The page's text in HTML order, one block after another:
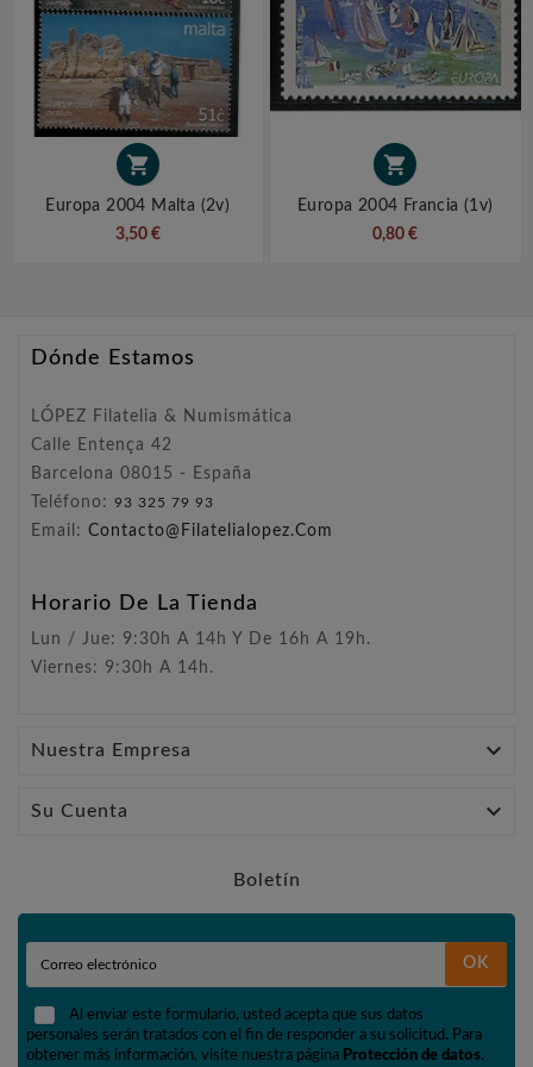

Europa 2004 Malta (2v)
3,50 €

Europa 2004 Francia (1v)
0,80 €
Dónde Estamos
LÓPEZ Filatelia & Numismática
Calle Entença 42
Barcelona 08015 - España
Teléfono: 93 325 79 93
Email: Contacto@filatelialopez.com
Horario De La Tienda
Lun / Jue: 9:30h A 14h Y De 16h A 19h.
Viernes: 9:30h A 14h.
Nuestra Empresa 
Su Cuenta 
Boletín
OK
Al enviar este formulario, usted acepta que sus datos
personales serán tratados con el fin de responder a su solicitud. Para
obtener más información, visite nuestra página Protección de datos.